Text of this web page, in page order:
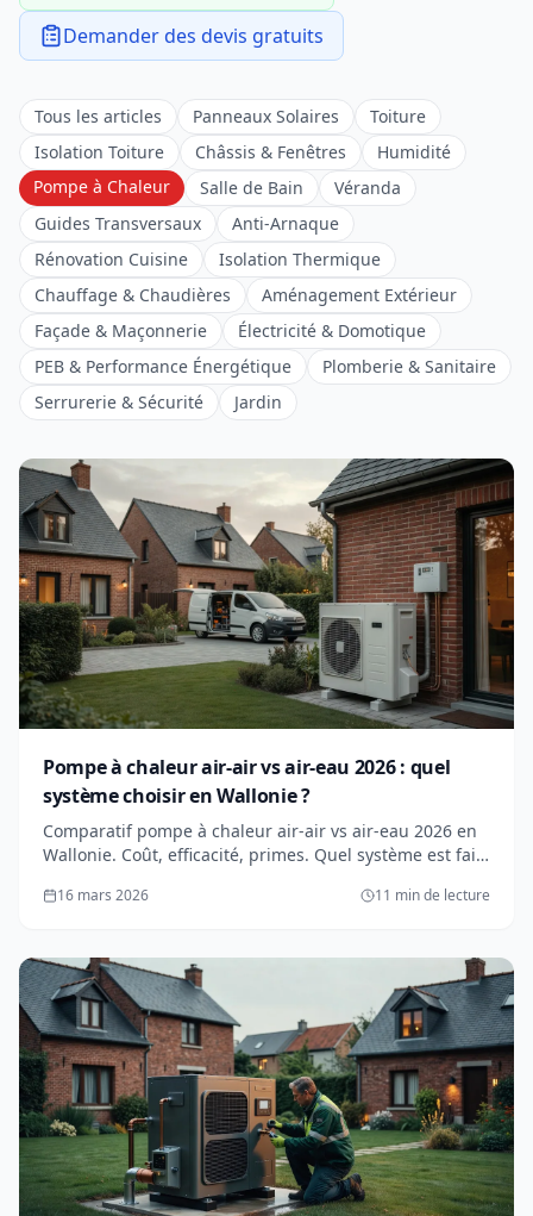
Demander des devis gratuits
Tous les articles Panneaux Solaires
Toiture
Isolation Toiture
Châssis & Fenêtres
Humidité
Pompe à Chaleur
Salle de Bain
Véranda
Guides Transversaux
Anti-Arnaque
Rénovation Cuisine
Isolation Thermique
Chauffage & Chaudières
Aménagement Extérieur
Façade & Maçonnerie
Électricité & Domotique
PEB & Performance Énergétique
Plomberie & Sanitaire
Serrurerie & Sécurité
Jardin
Pompe à chaleur air-air vs air-eau 2026 : quel
système choisir en Wallonie ?
Comparatif pompe à chaleur air-air vs air-eau 2026 en
Wallonie. Coût, efficacité, primes. Quel système est fait
16 mars 2026 11 min de lecture